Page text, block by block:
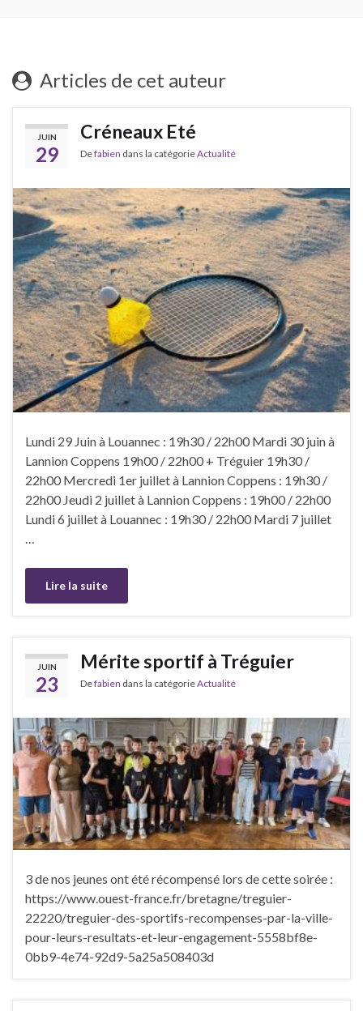
Articles de cet auteur
JUIN
29
Créneaux Eté
Defabien dans la catégorieActualité
Lundi 29 Juin à Louannec : 19h30 / 22h00 Mardi 30 juin à
Lannion Coppens 19h00 / 22h00 + Tréguier 19h30 /
22h00 Mercredi 1er juillet à Lannion Coppens : 19h30 /
22h00 Jeudi 2 juillet à Lannion Coppens : 19h00 / 22h00
Lundi 6 juillet à Louannec : 19h30 / 22h00 Mardi 7 juillet
…
Lire la suite
JUIN
23
Mérite sportif à Tréguier
Defabien dans la catégorieActualité
3 de nos jeunes ont été récompensé lors de cette soirée :
https://www.ouest-france.fr/bretagne/treguier-
22220/treguier-des-sportifs-recompenses-par-la-ville-
pour-leurs-resultats-et-leur-engagement-5558bf8e-
0bb9-4e74-92d9-5a25a508403d